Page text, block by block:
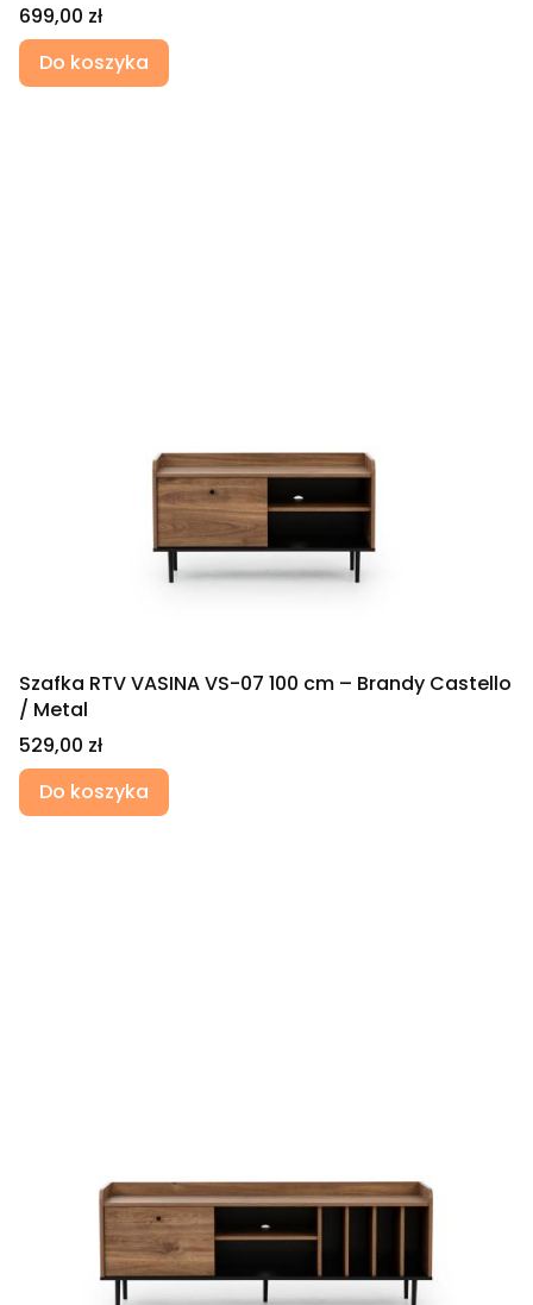
Cena
699,00 zł
Do koszyka
Szafka RTV VASINA VS-07 100 cm – Brandy Castello
/ Metal
Cena
529,00 zł
Do koszyka